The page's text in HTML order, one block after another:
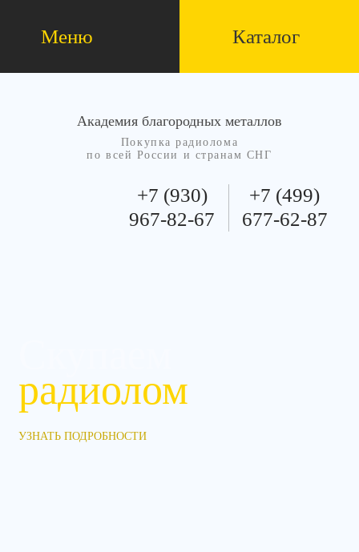
Меню Каталог
Академия благородных металлов
Покупка радиолома
по всей России и странам СНГ
+7 (930)
967-82-67
+7 (499)
677-62-87
радиолом
УЗНАТЬ ПОДРОБНОСТИ